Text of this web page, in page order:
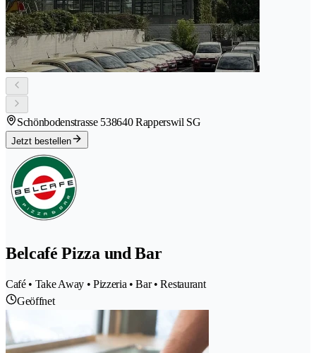
Schönbodenstrasse 538640 Rapperswil SG
Jetzt bestellen
Belcafé Pizza und Bar
Café • Take Away • Pizzeria • Bar • Restaurant
Geöffnet